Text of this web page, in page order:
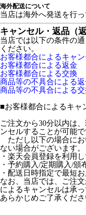
海外配送について
当店は海外へ発送を行
キャンセル・返品（
当店では以下の条件の
ください。
お客様都合によるキャン
お客様都合による返金
お客様都合による交換
商品等の不具合による返
商品等の不具合による交
■お客様都合によるキャ
ご注文から30分以内は
ンセルすることが可能で
ただし以下の場合にお
ない場合がございます。
・楽天会員登録を利用
・予約購入/定期購入/頒
・配送日時指定で最短
なお、当店では、ご注
によるキャンセルは承っ
あらかじめご了承くださ